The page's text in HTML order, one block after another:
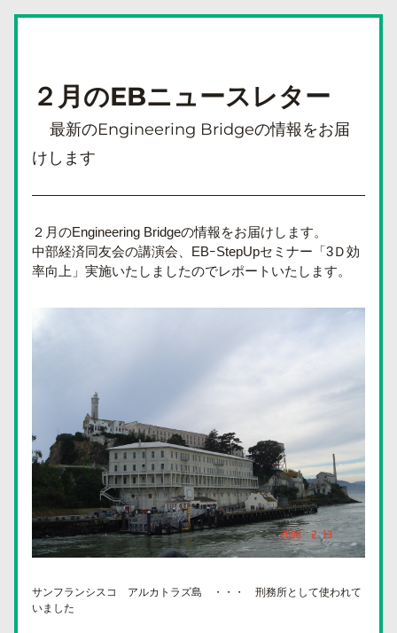
２月のEBニュースレター
けします
２月のEngineering Bridgeの情報をお届けします。
中部経済同友会の講演会、EBｰStepUpセミナー「3Ｄ効
率向上」実施いたしましたのでレポートいたします。
サンフランシスコ　アルカトラズ島　・・・　刑務所として使われて
いました